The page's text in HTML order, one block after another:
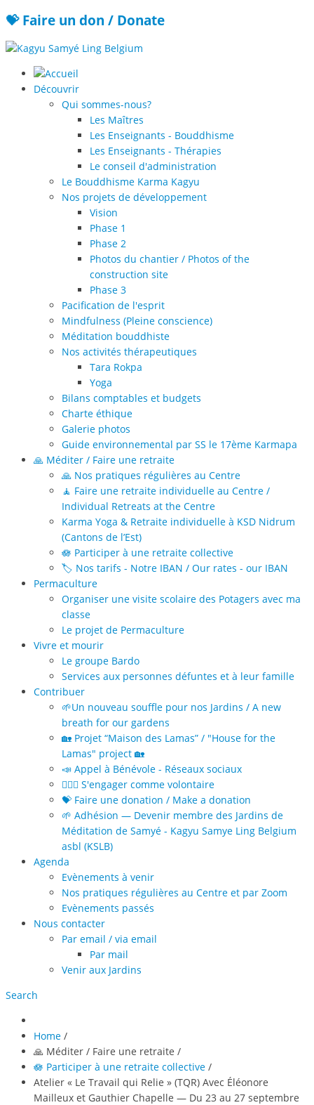
💝 Faire un don / Donate
Découvrir
Qui sommes-nous?
Les Maîtres
Les Enseignants - Bouddhisme
Les Enseignants - Thérapies
Le conseil d'administration
Le Bouddhisme Karma Kagyu
Nos projets de développement
Vision
Phase 1
Phase 2
Photos du chantier / Photos of the
construction site
Phase 3
Pacification de l'esprit
Mindfulness (Pleine conscience)
Méditation bouddhiste
Nos activités thérapeutiques
Tara Rokpa
Yoga
Bilans comptables et budgets
Charte éthique
Galerie photos
Guide environnemental par SS le 17ème Karmapa
🙏 Méditer / Faire une retraite
🙏 Nos pratiques régulières au Centre
🧘 Faire une retraite individuelle au Centre /
Individual Retreats at the Centre
Karma Yoga & Retraite individuelle à KSD Nidrum
(Cantons de l’Est)
🪷 Participer à une retraite collective
🏷️ Nos tarifs - Notre IBAN / Our rates - our IBAN
Permaculture
Organiser une visite scolaire des Potagers avec ma
classe
Le projet de Permaculture
Vivre et mourir
Le groupe Bardo
Services aux personnes défuntes et à leur famille
Contribuer
🌱Un nouveau souffle pour nos Jardins / A new
breath for our gardens
🏡 Projet “Maison des Lamas” / "House for the
Lamas" project 🏡
📣 Appel à Bénévole - Réseaux sociaux
🙋🏻‍♀️ S'engager comme volontaire
💝 Faire une donation / Make a donation
🌱 Adhésion — Devenir membre des Jardins de
Méditation de Samyé - Kagyu Samye Ling Belgium
asbl (KSLB)
Agenda
Evènements à venir
Nos pratiques régulières au Centre et par Zoom
Evènements passés
Nous contacter
Par email / via email
Par mail
Venir aux Jardins
Search
Home /
🙏 Méditer / Faire une retraite /
🪷 Participer à une retraite collective /
Atelier « Le Travail qui Relie » (TQR) Avec Éléonore
Mailleux et Gauthier Chapelle — Du 23 au 27 septembre